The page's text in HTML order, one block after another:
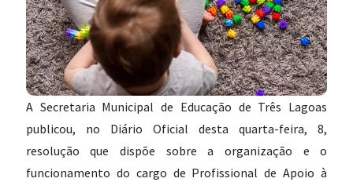
A Secretaria Municipal de Educação de Três Lagoas
publicou, no Diário Oficial desta quarta-feira, 8,
resolução que dispõe sobre a organização e o
funcionamento do cargo de Profissional de Apoio à